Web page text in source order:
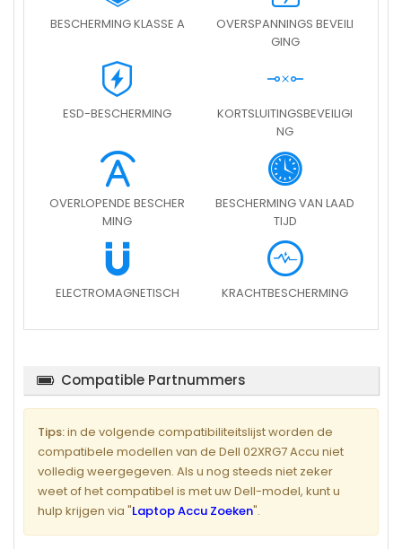
BESCHERMING KLASSE A
OVERSPANNINGS BEVEILI
GING
ESD-BESCHERMING
KORTSLUITINGSBEVEILIGI
NG
OVERLOPENDE BESCHER
MING
BESCHERMING VAN LAAD
TIJD
ELECTROMAGNETISCH KRACHTBESCHERMING
Compatible Partnummers
Tips:in de volgende compatibiliteitslijst worden de
compatibele modellen van de Dell 02XRG7 Accu niet
volledig weergegeven. Als u nog steeds niet zeker
weet of het compatibel is met uw Dell-model, kunt u
hulp krijgen via "Laptop Accu Zoeken".